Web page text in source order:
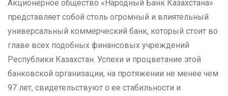
Акционерное общество «Народный Банк Казахстана»
представляет собой столь огромный и влиятельный
универсальный коммерческий банк, который стоит во
главе всех подобных финансовых учреждений
Республики Казахстан. Успехи и процветание этой
банковской организации, на протяжении не менее чем
97 лет, свидетельствуют о ее стабильности и